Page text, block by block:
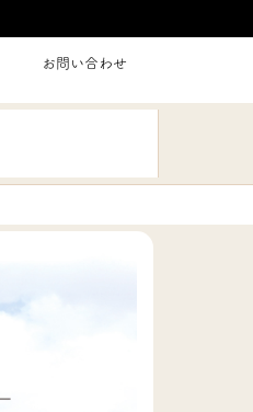
お問い合わせ